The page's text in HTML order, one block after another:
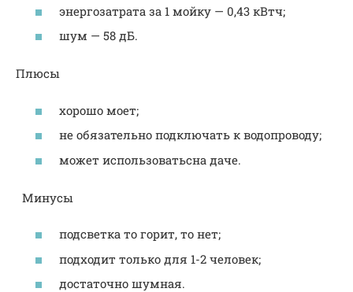
энергозатрата за 1 мойку — 0,43 кВтч;
шум — 58 дБ.
Плюсы
хорошо моет;
не обязательно подключать к водопроводу;
может использоватьсна даче.
Минусы
подсветка то горит, то нет;
подходит только для 1-2 человек;
достаточно шумная.